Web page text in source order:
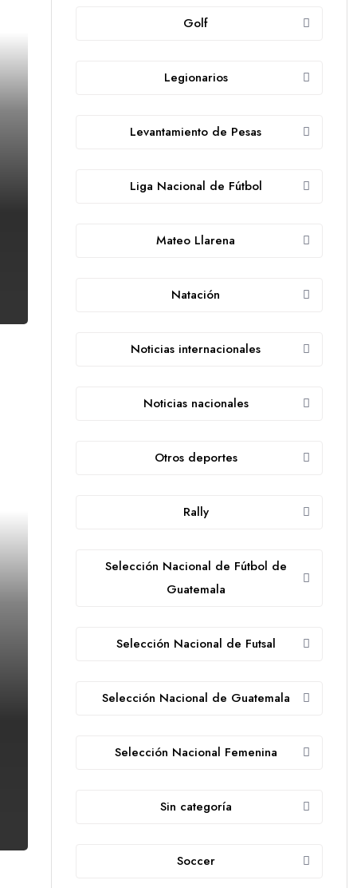
Golf
Legionarios
Levantamiento de Pesas
Liga Nacional de Fútbol
Mateo Llarena
Natación
Noticias internacionales
Noticias nacionales
Otros deportes
Rally
Selección Nacional de Fútbol de
Guatemala
Selección Nacional de Futsal
Selección Nacional de Guatemala
Selección Nacional Femenina
Sin categoría
Soccer